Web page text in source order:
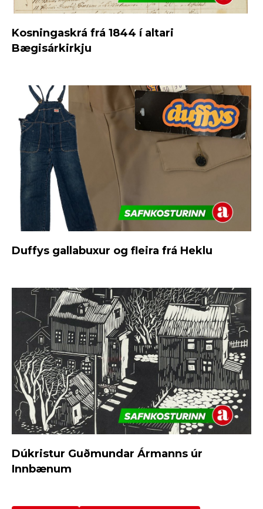
Kosningaskrá frá 1844 í altari
Bægisárkirkju
Duffys gallabuxur og fleira frá Heklu
Dúkristur Guðmundar Ármanns úr
Innbænum